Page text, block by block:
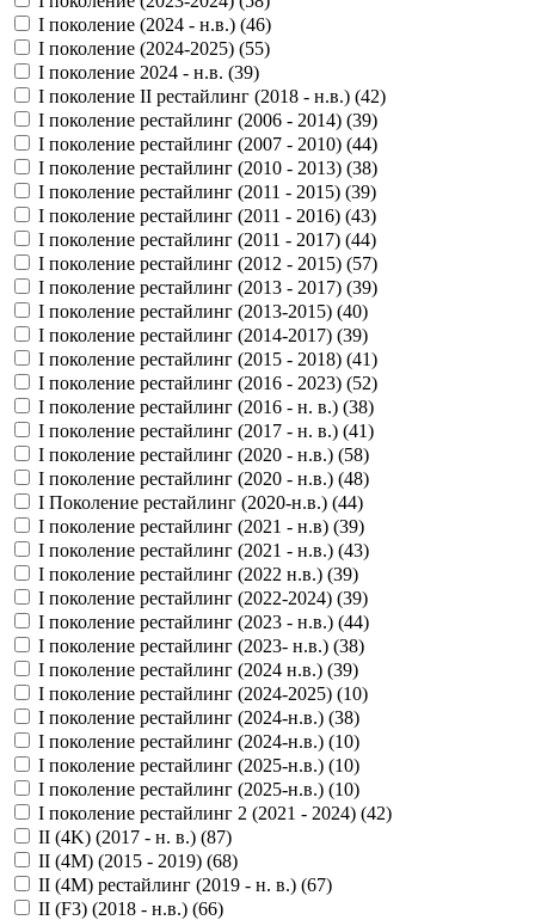
I поколение (2024 - н.в.) (46)
I поколение (2024-2025) (55)
I поколение 2024 - н.в. (39)
I поколение II рестайлинг (2018 - н.в.) (42)
I поколение рестайлинг (2006 - 2014) (39)
I поколение рестайлинг (2007 - 2010) (44)
I поколение рестайлинг (2010 - 2013) (38)
I поколение рестайлинг (2011 - 2015) (39)
I поколение рестайлинг (2011 - 2016) (43)
I поколение рестайлинг (2011 - 2017) (44)
I поколение рестайлинг (2012 - 2015) (57)
I поколение рестайлинг (2013 - 2017) (39)
I поколение рестайлинг (2013-2015) (40)
I поколение рестайлинг (2014-2017) (39)
I поколение рестайлинг (2015 - 2018) (41)
I поколение рестайлинг (2016 - 2023) (52)
I поколение рестайлинг (2016 - н. в.) (38)
I поколение рестайлинг (2017 - н. в.) (41)
I поколение рестайлинг (2020 - н.в.) (58)
I поколение рестайлинг (2020 - н.в.) (48)
I Поколение рестайлинг (2020-н.в.) (44)
I поколение рестайлинг (2021 - н.в) (39)
I поколение рестайлинг (2021 - н.в.) (43)
I поколение рестайлинг (2022 н.в.) (39)
I поколение рестайлинг (2022-2024) (39)
I поколение рестайлинг (2023 - н.в.) (44)
I поколение рестайлинг (2023- н.в.) (38)
I поколение рестайлинг (2024 н.в.) (39)
I поколение рестайлинг (2024-2025) (10)
I поколение рестайлинг (2024-н.в.) (38)
I поколение рестайлинг (2024-н.в.) (10)
I поколение рестайлинг (2025-н.в.) (10)
I поколение рестайлинг (2025-н.в.) (10)
I поколение рестайлинг 2 (2021 - 2024) (42)
II (4K) (2017 - н. в.) (87)
II (4M) (2015 - 2019) (68)
II (4M) рестайлинг (2019 - н. в.) (67)
II (F3) (2018 - н.в.) (66)